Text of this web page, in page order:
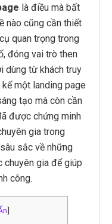
là điều mà bất
nào cũng cần thiết
quan trọng trong
đóng vai trò then
dùng từ khách truy
một landing page
tạo mà còn cần
được chứng minh
gia trong
sắc về những
chuyên gia để giúp
công.
]